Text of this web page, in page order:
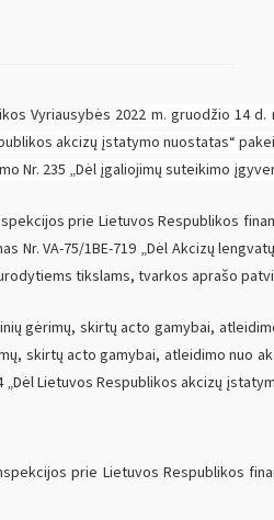
Vyriausybės 2022 m. gruodžio 14 d.
akcizų įstatymo nuostatas“
Nr. 235 „Dėl įgaliojimų suteikimo
prie Lietuvos Respublikos
Nr. VA-75/1BE-719 „Dėl Akcizų
tikslams, tvarkos aprašo
gėrimų, skirtų acto gamybai,
skirtų acto gamybai, atleidimo nuo
„Dėl Lietuvos Respublikos akcizų
prie Lietuvos Respublikos